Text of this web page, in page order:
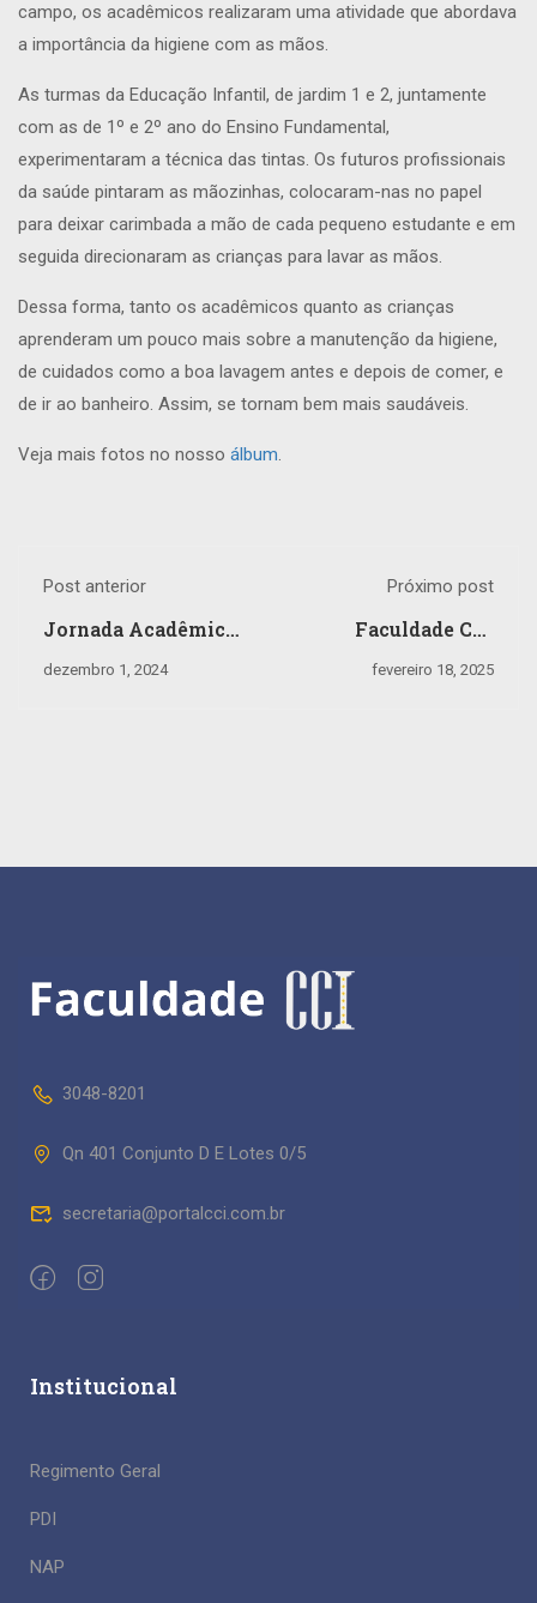
campo, os acadêmicos realizaram uma atividade que abordava
a importância da higiene com as mãos.
As turmas da Educação Infantil, de jardim 1 e 2, juntamente
com as de 1º e 2º ano do Ensino Fundamental,
experimentaram a técnica das tintas. Os futuros profissionais
da saúde pintaram as mãozinhas, colocaram-nas no papel
para deixar carimbada a mão de cada pequeno estudante e em
seguida direcionaram as crianças para lavar as mãos.
Dessa forma, tanto os acadêmicos quanto as crianças
aprenderam um pouco mais sobre a manutenção da higiene,
de cuidados como a boa lavagem antes e depois de comer, e
de ir ao banheiro. Assim, se tornam bem mais saudáveis.
Veja mais fotos no nosso álbum.
Post anterior
Jornada Acadêmica:
desafios e
dezembro 1, 2024
Próximo post
Faculdade CCI
debate
fevereiro 18, 2025
3048-8201
Qn 401 Conjunto D E Lotes 0/5
secretaria@portalcci.com.br
Institucional
Regimento Geral
PDI
NAP